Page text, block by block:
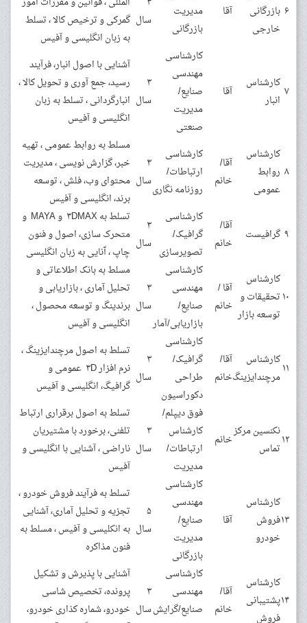
۶ بازرگانی
خارجی
آقا
مدیریت
بازرگانی
سال گمرکی و ترخیص کالا ، تسلط
به زبان انگلیسی و آفیس
۷
کارشناس
انبار
آقا
کارشناسی
مهندسی
صنایع/
مدیریت
صنعتی
۳
سال
آشنایی با اصول انبار، فرآیند
رسید، جمع آوری و تحویل کالا ،
انبارگردانی ، تسلط به زبان
انگلیسی و آفیس
۸
کارشناس
روابط
عمومی
آقا/
خانم
کارشناسی
ارتباطات/
روزنامه نگاری
۳
سال
مسلط به روابط عمومی ، تهیه
خبر، گزارش نویسی ، مدیریت
محتوای وب، فلش ، توسعه
برند، انگلیسی و آفیس
۹ گرافیست
آقا/
خانم
کارشناسی
گرافیک/
تصویرسازی
۳
سال
تسلط به ۳DMAX و MAYA و
متحرک سازی، اصول و فنون
چاپ ، آَنایی به زبان انگلیسی
۱۰
کارشناس
تحقیقات و
توسعه بازار
آقا /
خانم
کارشناسی
مهندسی
صنایع/
بازاریابی/آمار
۳
سال
مسلط به بانک اطلاعاتی و
تحلیل آماری ، بازاریابی و
برندینگ و توسعه محصول ،
انگلیسی و آفیس
۱۱
کارشناس
مرچندایزینگ
آقا/
خانم
کارشناسی
گرافیک/
طراحی
دکوراسیون
۳
سال
تسلط به اصول مرچندایزینگ ،
نرم افزار ۳D عمومی و
گرافیگ، انگلیسی و آفیس
۱۲
نکنسین مرکز
تماس
خانم
فوق دیپلم/
کارشناس
ارتباطات/
مدیریت
۳
سال
تسلط به اصول برقراری ارتباط
تلفنی، برخورد با مشتیریان
ناراضی ، آشنایی با انگلیسی و
آفیس
۱۳
کارشناس
فروش
خودرو
آقا
کارشناسی
مهندسی
صنایع/
مدیریت
بازرگانی
۵
سال
تسلط به فرآیند فروش خودرو ،
تجزیه و تحلیل آماری، آشنایی
به انکلیسی و آفیس ، مسلط به
فنون مذاکره
۱۴
کارشناس
پشتیبانی
فروش
آقا/
خانم
کارشناسی
مهندسی
صنایع/گرایش
۳
سال
آشنایی با پذیرش و تشکیل
پرونده، تخصیص شاسی
خودرو، شماره کذاری خودرو،